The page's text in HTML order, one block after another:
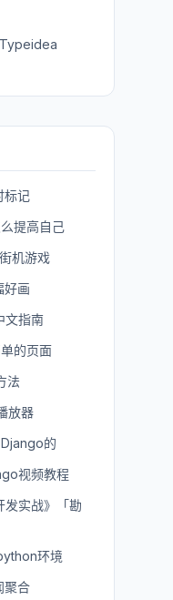
标记
提高自己
机游戏
好画
指南
的页面
法
放器
的
视频教程
发实战》「勘
环境
聚合